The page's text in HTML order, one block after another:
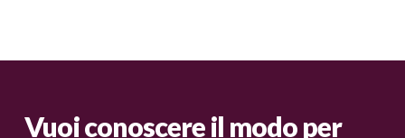
Vuoi conoscere il modo per